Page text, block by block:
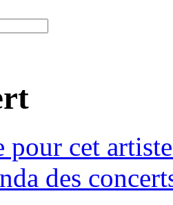
pour cet
des